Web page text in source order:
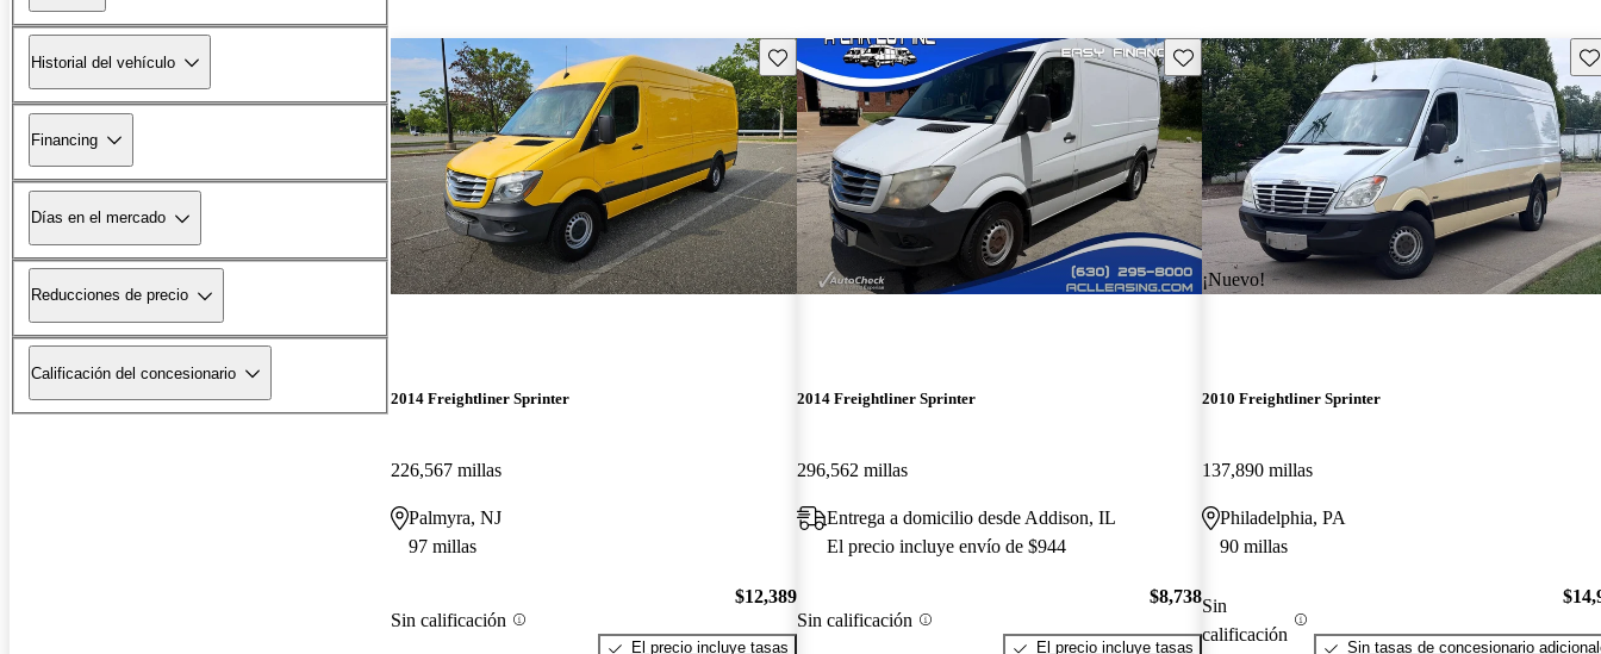
Historial del vehículo
Financing
Días en el mercado
Reducciones de precio
Calificación del concesionario
Guarda este Aviso
2014 Freightliner Sprinter
226,567 millas
Palmyra, NJ
97 millas
Sin calificación
$12,389
El precio incluye tasas
Guarda este Aviso
2014 Freightliner Sprinter
296,562 millas
Entrega a domicilio desde Addison, IL
El precio incluye envío de $944
Sin calificación
$8,738
El precio incluye tasas
¡Nuevo!
2010 Freightliner Sprinter
137,890 millas
Philadelphia, PA
90 millas
Sin
calificación
Sin tasas de concesionario